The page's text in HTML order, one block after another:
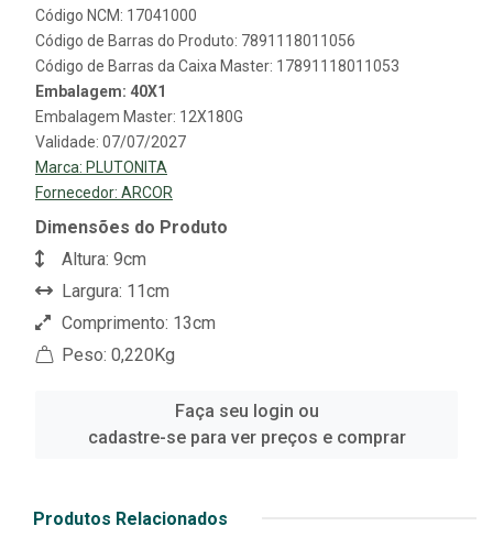
Código NCM: 17041000
Código de Barras do Produto: 7891118011056
Código de Barras da Caixa Master: 17891118011053
Embalagem: 40X1
Embalagem Master: 12X180G
Validade: 07/07/2027
Marca: PLUTONITA
Fornecedor: ARCOR
Dimensões do Produto
Altura: 9cm
Largura: 11cm
Comprimento: 13cm
Peso: 0,220Kg
Faça seu login ou
cadastre-se para ver preços e comprar
Produtos Relacionados